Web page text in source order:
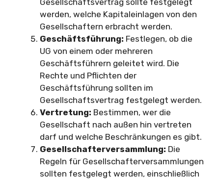
werden, welche Kapitaleinlagen von den
Gesellschaftern erbracht werden.
Geschäftsführung: Festlegen, ob die
UG von einem oder mehreren
Geschäftsführern geleitet wird. Die
Rechte und Pflichten der
Geschäftsführung sollten im
Gesellschaftsvertrag festgelegt werden.
Vertretung: Bestimmen, wer die
Gesellschaft nach außen hin vertreten
darf und welche Beschränkungen es gibt.
Gesellschafterversammlung: Die
Regeln für Gesellschafterversammlungen
sollten festgelegt werden, einschließlich